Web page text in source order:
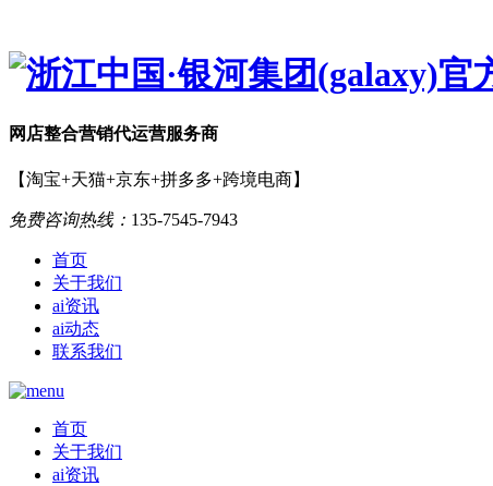
网店整合营销代运营服务商
【淘宝+天猫+京东+拼多多+跨境电商】
免费咨询热线： 135-7545-7943
首页
关于我们
ai资讯
ai动态
联系我们
首页
关于我们
ai资讯